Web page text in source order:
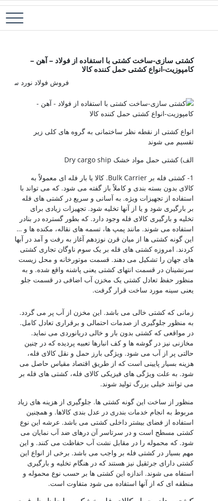
پرش فولاد آلیاژی-میلگرد آلیاژی-تسمه آلیاژی-ورق آلیاژی-لوله آلیاژی-نبشی
کشتی سازی-ساخت کشتی با استفاده از فولاد – آهن –
کامپوزیت-انواع کشتی حمل کننده کالا
فروش فولاد نورد سرد-فروش فولاد نورد
انواع کشتی از نقطه نظر ساختمانی به گروه های کلی زیر
تقسیم می شوند
الف) کشتی حمل مواد خشک Dry cargo ship
1- کشتی فله بر Bulk Carrier. کالا یا بار فله ای معمولاً به
کالای بدون بسته بندی و کاملاً باز گفته می شود. که می تواند با
استفاده از تجهیزات ویژه. به آسانی و سریع در کشتی های فله
بر بارگیری شود و یا از آنها تخلیه شود. تجهیزات زیادی برای
تخلیه و بارگیری کالای فله وجود دارد. که بطور گسترده در بنادر
استفاده می شوند. مانند پمپ ها، تسمه های نقاله، مکنده ها و …
این گونه کشتی ها از میان قرن نوزدهم آغاز به رفت و آمد در آبها
کردند. امروزه کشتی های فله بر یک سوم ناوگان تجاری کشتی
های جهان را تشکیل می دهند. قسمت موتورخانه و محل زیست
سرنشینان در قسمت انتهای کشتی یعنی پاشنه واقع شده. و به
منظور حفظ تعادل کشتی یک مخزن آب اضافی در قسمت جلو
یعنی سینه مورد ساخت قرار گرفت.
زمانی که کشتی خالی می باشد. این مخزن از آب پر می گردد.
به منظور جلوگیری از صدمات احتمالی و برقراری تعادل کامل.
در مواقعی که کشتی بدون بار و خالی دریانوردی می نماید.
مخازنی نیز در گوشه ها و کف انبارها تعبیه پردیده که در چنین
حالتی پر از آب می شود. ویژگی بارز حمل و نقل کالای فله،
هزینه بسیار پایینی است که از طریق اقتصاد مقیاس حاصل می
شود. به علت ویژگی های فیزیکی کالای فله، کشتی های فله بر
می توانند خیلی بزرگ تولید شوند.
منظور از ساخت این گونه کشتی ها. جلوگیری از هزینه های زیاد
مربوط به انجام خدمات بندری در عدل بندی کالاها. و همچنین
استفاده از فضای بیشتر داخلی کشتی می باشد. عرشه این نوع
کشتی مسطح است و در سرتاسر آن درهای ضد آب نمایان می
شود. که محموله را در مقابل نشت آب حفاظت می کنند. و این
مهم بسیار در کشتی فله بر واجب می باشد. برخی از انواع این
کشتی دارای جرثقیل نیز هستند که در هنگام تخلیه و بارگیری
استفاه می شوند. اندازه این کشتی ها بر حسب نوع محموله و
منطقه ای که از آنها استفاده می شود متفاوت است.